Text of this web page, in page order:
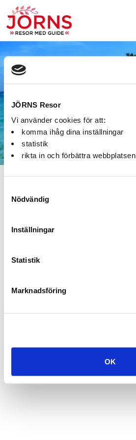
JÖRNS Resor
Vi använder cookies för att:
komma ihåg dina inställningar
statistik
rikta in och förbättra webbplatsen
Nödvändig
Inställningar
Statistik
Marknadsföring
OK
Bokning:
Fel